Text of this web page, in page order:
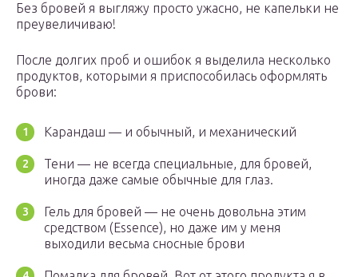
Без бровей я выгляжу просто ужасно, не капельки не
преувеличиваю!
После долгих проб и ошибок я выделила несколько
продуктов, которыми я приспособилась оформлять
брови:
Карандаш — и обычный, и механический
Тени — не всегда специальные, для бровей,
иногда даже самые обычные для глаз.
Гель для бровей — не очень довольна этим
средством (Essence), но даже им у меня
выходили весьма сносные брови